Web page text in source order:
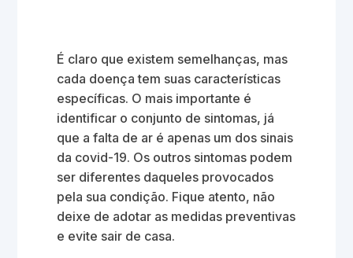
É claro que existem semelhanças, mas
cada doença tem suas características
específicas. O mais importante é
identificar o conjunto de sintomas, já
que a falta de ar é apenas um dos sinais
da covid-19. Os outros sintomas podem
ser diferentes daqueles provocados
pela sua condição. Fique atento, não
deixe de adotar as medidas preventivas
e evite sair de casa.